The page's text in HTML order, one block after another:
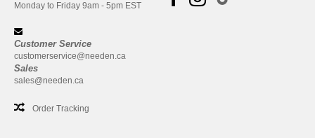
Monday to Friday 9am - 5pm EST
Customer Service
customerservice@needen.ca
Sales
sales@needen.ca
Order Tracking